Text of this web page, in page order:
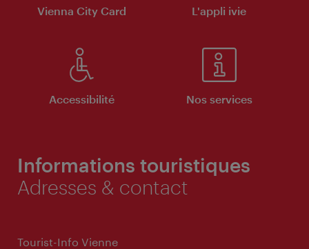
Vienna City Card L'appli ivie
Accessibilité Nos services
Informations touristiques
Adresses & contact
Tourist-Info Vienne